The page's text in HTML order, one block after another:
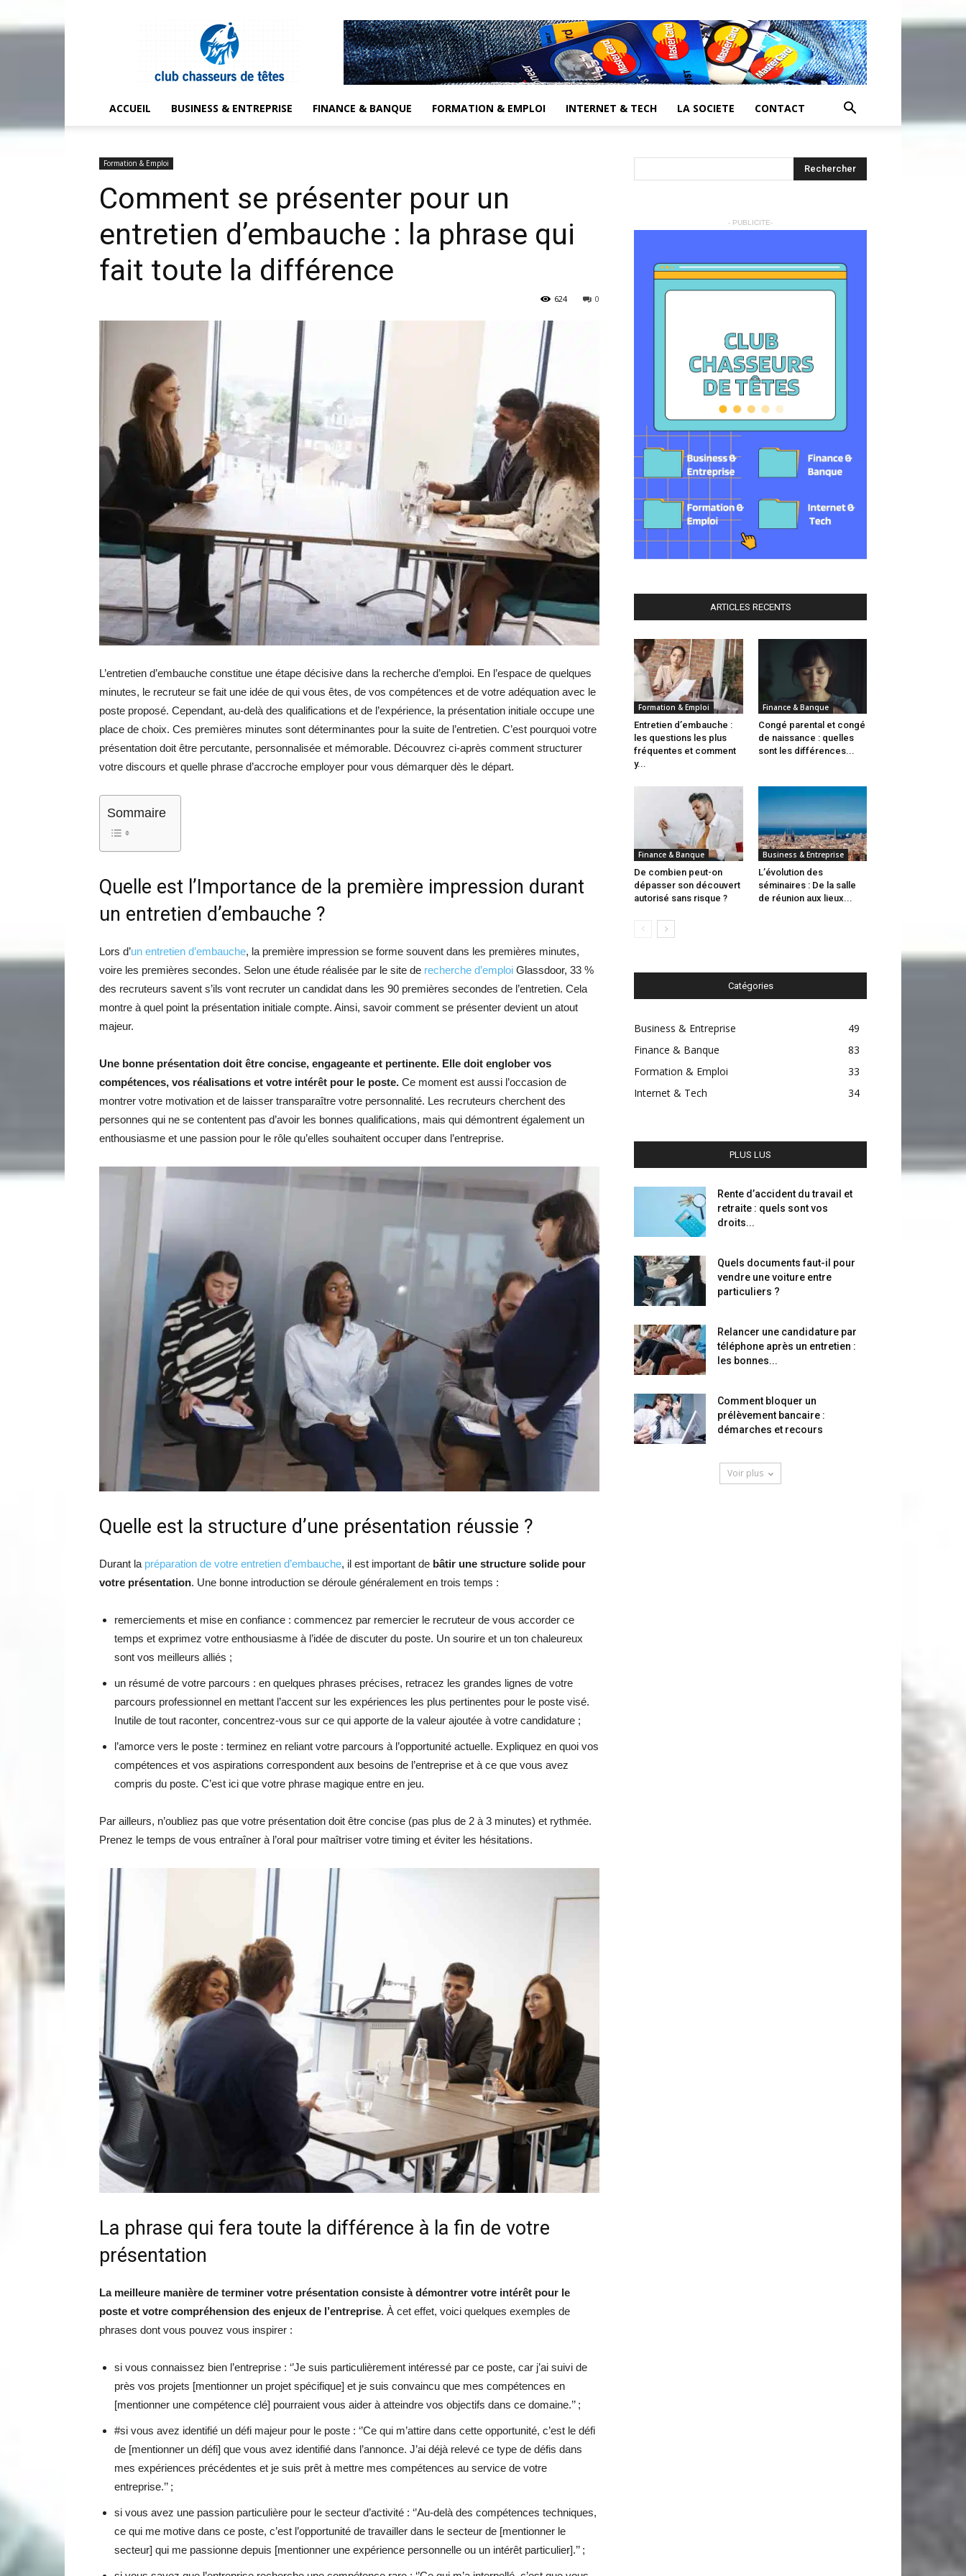
Club
chasseurs
de
têtes
ACCUEIL BUSINESS & ENTREPRISE FINANCE & BANQUE FORMATION & EMPLOI INTERNET & TECH LA SOCIETE CONTACT
Formation & Emploi
Comment se présenter pour un
entretien d’embauche : la phrase qui
fait toute la différence
0
624
L’entretien d’embauche constitue une étape décisive dans la recherche d’emploi. En l’espace de quelques
minutes, le recruteur se fait une idée de qui vous êtes, de vos compétences et de votre adéquation avec le
poste proposé. Cependant, au-delà des qualifications et de l’expérience, la présentation initiale occupe une
place de choix. Ces premières minutes sont déterminantes pour la suite de l’entretien. C’est pourquoi votre
présentation doit être percutante, personnalisée et mémorable. Découvrez ci-après comment structurer
votre discours et quelle phrase d’accroche employer pour vous démarquer dès le départ.
Sommaire
Quelle est l’Importance de la première impression durant
un entretien d’embauche ?
Lors d’un entretien d’embauche, la première impression se forme souvent dans les premières minutes,
voire les premières secondes. Selon une étude réalisée par le site de recherche d’emploi Glassdoor, 33 %
des recruteurs savent s’ils vont recruter un candidat dans les 90 premières secondes de l’entretien. Cela
montre à quel point la présentation initiale compte. Ainsi, savoir comment se présenter devient un atout
majeur.
Une bonne présentation doit être concise, engageante et pertinente. Elle doit englober vos
compétences, vos réalisations et votre intérêt pour le poste. Ce moment est aussi l’occasion de
montrer votre motivation et de laisser transparaître votre personnalité. Les recruteurs cherchent des
personnes qui ne se contentent pas d’avoir les bonnes qualifications, mais qui démontrent également un
enthousiasme et une passion pour le rôle qu’elles souhaitent occuper dans l’entreprise.
Quelle est la structure d’une présentation réussie ?
Durant la préparation de votre entretien d’embauche, il est important de bâtir une structure solide pour
votre présentation. Une bonne introduction se déroule généralement en trois temps :
remerciements et mise en confiance : commencez par remercier le recruteur de vous accorder ce
temps et exprimez votre enthousiasme à l’idée de discuter du poste. Un sourire et un ton chaleureux
sont vos meilleurs alliés ;
un résumé de votre parcours : en quelques phrases précises, retracez les grandes lignes de votre
parcours professionnel en mettant l’accent sur les expériences les plus pertinentes pour le poste visé.
Inutile de tout raconter, concentrez-vous sur ce qui apporte de la valeur ajoutée à votre candidature ;
l’amorce vers le poste : terminez en reliant votre parcours à l’opportunité actuelle. Expliquez en quoi vos
compétences et vos aspirations correspondent aux besoins de l’entreprise et à ce que vous avez
compris du poste. C’est ici que votre phrase magique entre en jeu.
Par ailleurs, n’oubliez pas que votre présentation doit être concise (pas plus de 2 à 3 minutes) et rythmée.
Prenez le temps de vous entraîner à l’oral pour maîtriser votre timing et éviter les hésitations.
La phrase qui fera toute la différence à la fin de votre
présentation
La meilleure manière de terminer votre présentation consiste à démontrer votre intérêt pour le
poste et votre compréhension des enjeux de l’entreprise. À cet effet, voici quelques exemples de
phrases dont vous pouvez vous inspirer :
si vous connaissez bien l’entreprise : ‘’Je suis particulièrement intéressé par ce poste, car j’ai suivi de
près vos projets [mentionner un projet spécifique] et je suis convaincu que mes compétences en
[mentionner une compétence clé] pourraient vous aider à atteindre vos objectifs dans ce domaine.’’ ;
#si vous avez identifié un défi majeur pour le poste : ‘’Ce qui m’attire dans cette opportunité, c’est le défi
de [mentionner un défi] que vous avez identifié dans l’annonce. J’ai déjà relevé ce type de défis dans
mes expériences précédentes et je suis prêt à mettre mes compétences au service de votre
entreprise.’’ ;
si vous avez une passion particulière pour le secteur d’activité : ‘’Au-delà des compétences techniques,
ce qui me motive dans ce poste, c’est l’opportunité de travailler dans le secteur de [mentionner le
secteur] qui me passionne depuis [mentionner une expérience personnelle ou un intérêt particulier].’’ ;
- PUBLICITE-
ARTICLES RECENTS
Formation & Emploi
Entretien d’embauche :
les questions les plus
fréquentes et comment
y...
Finance & Banque
Congé parental et congé
de naissance : quelles
sont les différences...
Finance & Banque
De combien peut-on
dépasser son découvert
autorisé sans risque ?
Business & Entreprise
L’évolution des
séminaires : De la salle
de réunion aux lieux...
Catégories
Business & Entreprise
49
Finance & Banque
83
Formation & Emploi
33
Internet & Tech
34
PLUS LUS
Rente d’accident du travail et
retraite : quels sont vos
droits...
Quels documents faut-il pour
vendre une voiture entre
particuliers ?
Relancer une candidature par
téléphone après un entretien :
les bonnes...
Comment bloquer un
prélèvement bancaire :
démarches et recours
Voir plus